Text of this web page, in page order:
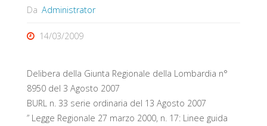
Da Administrator
14/03/2009
Delibera della Giunta Regionale della Lombardia n°
8950 del 3 Agosto 2007
BURL n. 33 serie ordinaria del 13 Agosto 2007
” Legge Regionale 27 marzo 2000, n. 17: Linee guida